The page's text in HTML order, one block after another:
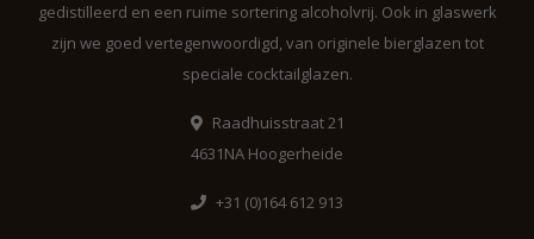
gedistilleerd en een ruime sortering alcoholvrij. Ook in glaswerk
zijn we goed vertegenwoordigd, van originele bierglazen tot
speciale cocktailglazen.
Raadhuisstraat 21
4631NA Hoogerheide
+31 (0)164 612 913